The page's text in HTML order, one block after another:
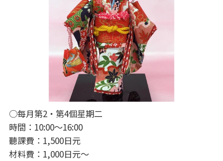
○每月第2・第4個星期二
時間：10:00～16:00
聽課費：1,500日元
材料費：1,000日元～